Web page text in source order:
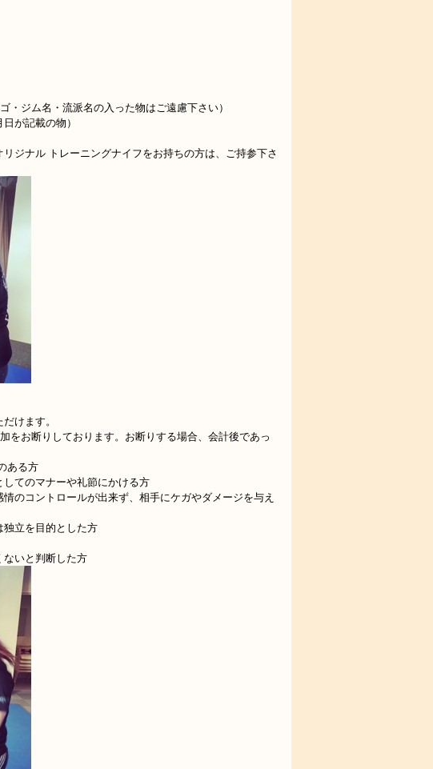
・ジム名・流派名の入った物はご遠慮下さい）
が記載の物）
ジナル トレーニングナイフをお持ちの方は、ご持参下さ
けます。
をお断りしております。お断りする場合、会計後であっ
ある方
してのマナーや礼節にかける方
のコントロールが出来ず、相手にケガやダメージを与え
独立を目的とした方
ないと判断した方